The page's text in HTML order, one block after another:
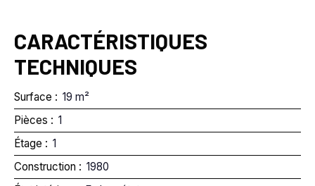
CARACTÉRISTIQUES
TECHNIQUES
Surface : 19 m²
Pièces : 1
Étage : 1
Construction : 1980